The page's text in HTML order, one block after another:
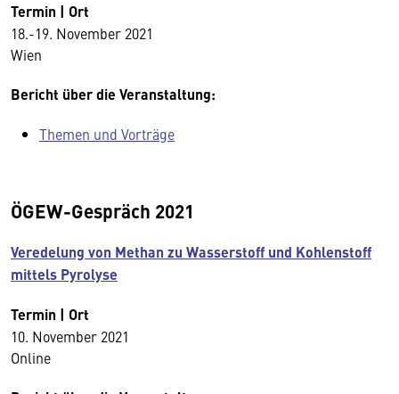
Termin | Ort
18.-19. November 2021
Wien
Bericht über die Veranstaltung:
Themen und Vorträge
ÖGEW-Gespräch 2021
Veredelung von Methan zu Wasserstoff und Kohlenstoff
mittels Pyrolyse
Termin | Ort
10. November 2021
Online